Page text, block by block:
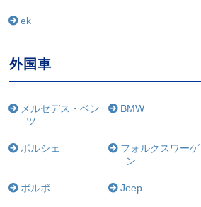
ek
外国車
メルセデス・ベン
ツ
BMW
ポルシェ
フォルクスワーゲ
ン
ボルボ Jeep